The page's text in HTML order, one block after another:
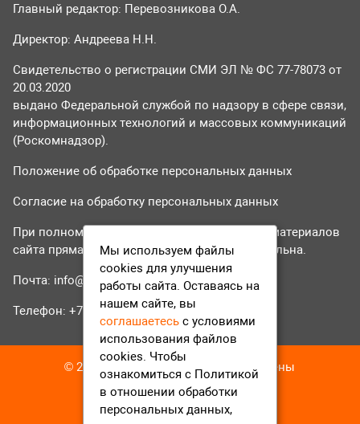
Главный редактор: Перевозникова О.А.
Директор: Андреева Н.Н.
Свидетельство о регистрации СМИ ЭЛ № ФС 77-78073 от
20.03.2020
выдано Федеральной службой по надзору в сфере связи,
информационных технологий и массовых коммуникаций
(Роскомнадзор).
Положение об обработке персональных данных
Согласие на обработку персональных данных
При полном или частичном использовании материалов
сайта прямая гиперссылка на tvr24.tv обязательна.
Почта: info@tvr24.tv
Телефон: +7 (496) 551-04-95
© 2016-2023 ТВР24 Все права защищены
Мы используем файлы
cookies для улучшения
работы сайта. Оставаясь на
нашем сайте, вы
соглашаетесь с условиями
использования файлов
cookies. Чтобы
ознакомиться с Политикой
в отношении обработки
персональных данных,